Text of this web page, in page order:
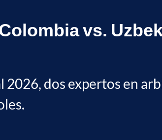
vs.
2026, dos expertos en